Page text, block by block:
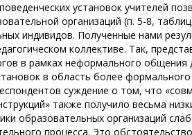
установок учителей
организаций (п. 5-8,
индивидов. Полученные нами
коллективе. Так,
в рамках неформального
в область более
суждение о том, что
также получило весьма
образовательных организаций
процесса. Это